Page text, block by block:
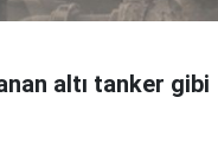
altı tanker gibi